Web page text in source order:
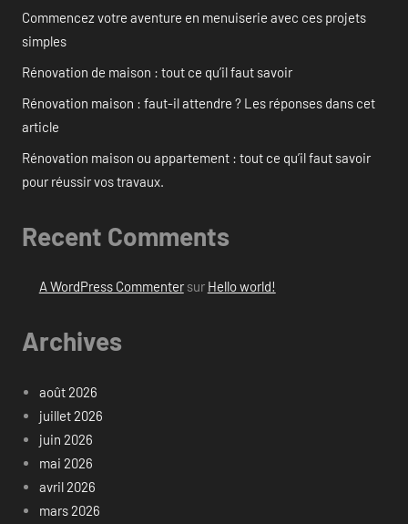
Commencez votre aventure en menuiserie avec ces projets
simples
Rénovation de maison : tout ce qu’il faut savoir
Rénovation maison : faut-il attendre ? Les réponses dans cet
article
Rénovation maison ou appartement : tout ce qu’il faut savoir
pour réussir vos travaux.
Recent Comments
A WordPress Commentersur Hello world!
Archives
août 2026
juillet 2026
juin 2026
mai 2026
avril 2026
mars 2026